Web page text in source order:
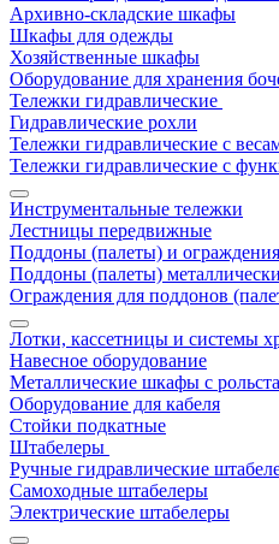
Архивно-складские шкафы
Шкафы для одежды
Хозяйственные шкафы
Оборудование для хранения
Тележки гидравлические
Гидравлические рохли
Тележки гидравлические с
Тележки гидравлические с
Инструментальные тележки
Лестницы передвижные
Поддоны (палеты) и ограждения
Поддоны (палеты)
Ограждения для поддонов
Лотки, кассетницы и системы
Навесное оборудование
Металлические шкафы с
Оборудование для кабеля
Стойки подкатные
Штабелеры
Ручные гидравлические
Самоходные штабелеры
Электрические штабелеры